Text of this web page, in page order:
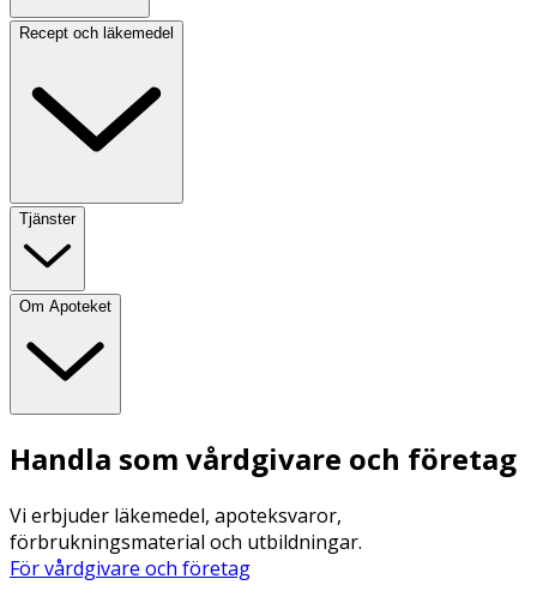
Recept och läkemedel
Tjänster
Om Apoteket
Handla som vårdgivare och företag
Vi erbjuder läkemedel, apoteksvaror,
förbrukningsmaterial och utbildningar.
För vårdgivare och företag